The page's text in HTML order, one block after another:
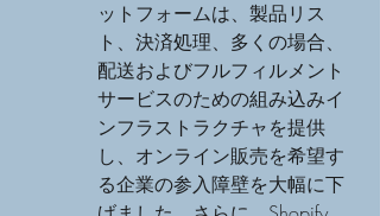
ットフォームは、製品リス
ト、決済処理、多くの場合、
配送およびフルフィルメント
サービスのための組み込みイ
ンフラストラクチャを提供
し、オンライン販売を希望す
る企業の参入障壁を大幅に下